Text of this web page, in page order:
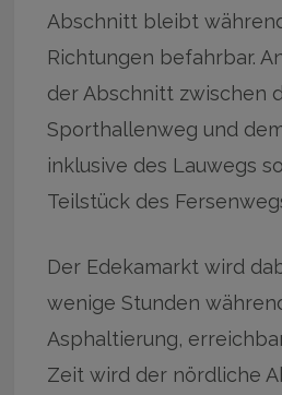
Abschnitt bleibt
Richtungen befahrbar.
der Abschnitt zwischen
Sporthallenweg und
inklusive des Lauwegs
Teilstück des
Der Edekamarkt wird
wenige Stunden
Asphaltierung,
Zeit wird der nördliche